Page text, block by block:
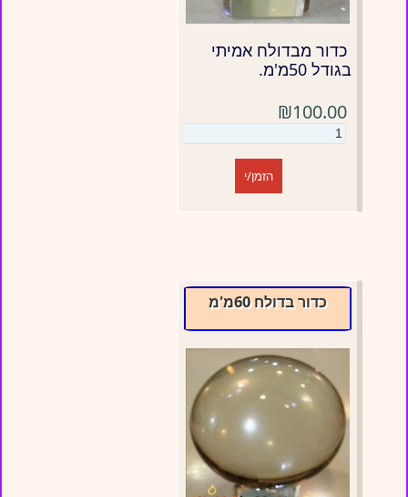
כדור מבדולח אמיתי
בגודל 50מ'מ.
₪100.00
הזמן/י
כדור בדולח 60מ'מ